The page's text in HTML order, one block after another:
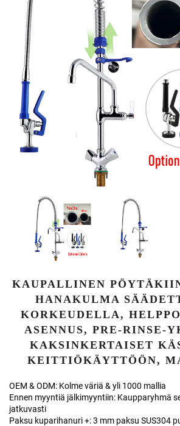
KAUPALLINEN
HANAKULMA
KORKEUDELLA,
ASENNUS, PRE-RINSE-
KAKSINKERTAISET
KEITTIÖKÄYTTÖÖN,
OEM & ODM: Kolme väriä & yli 1000 mallia
Ennen myyntiä jälkimyyntiin: Kaupparyhmä
jatkuvasti
Paksu kuparihanuri +: 3 mm paksu SUS304